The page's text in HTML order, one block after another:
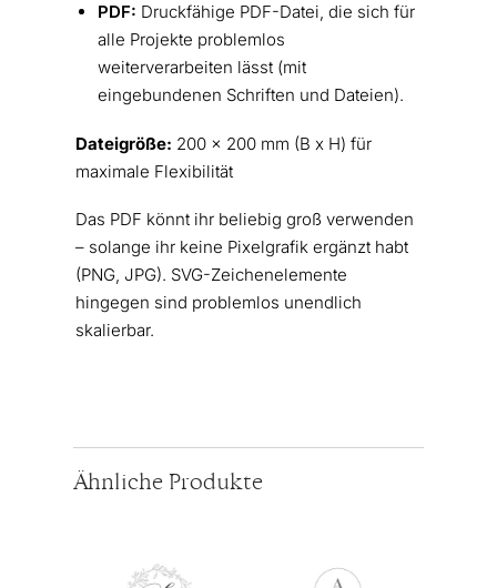
PDF: Druckfähige PDF-Datei, die sich für
alle Projekte problemlos
weiterverarbeiten lässt (mit
eingebundenen Schriften und Dateien).
Dateigröße: 200 x 200 mm (B x H) für
maximale Flexibilität
Das PDF könnt ihr beliebig groß verwenden
– solange ihr keine Pixelgrafik ergänzt habt
(PNG, JPG). SVG-Zeichenelemente
hingegen sind problemlos unendlich
skalierbar.
Ähnliche Produkte